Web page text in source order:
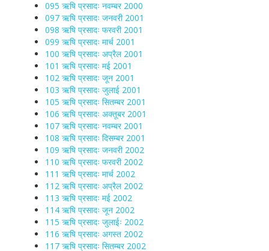
095 ऋषि प्रसादः नवम्बर 2000
097 ऋषि प्रसादः जनवरी 2001
098 ऋषि प्रसादः फरवरी 2001
099 ऋषि प्रसादः मार्च 2001
100 ऋषि प्रसादः अप्रैल 2001
101 ऋषि प्रसादः मई 2001
102 ऋषि प्रसादः जून 2001
103 ऋषि प्रसादः जुलाई 2001
105 ऋषि प्रसादः सितम्बर 2001
106 ऋषि प्रसादः अक्तूबर 2001
107 ऋषि प्रसादः नवम्बर 2001
108 ऋषि प्रसादः दिसम्बर 2001
109 ऋषि प्रसादः जनवरी 2002
110 ऋषि प्रसादः फरवरी 2002
111 ऋषि प्रसादः मार्च 2002
112 ऋषि प्रसादः अप्रैल 2002
113 ऋषि प्रसादः मई 2002
114 ऋषि प्रसादः जून 2002
115 ऋषि प्रसादः जुलाईः 2002
116 ऋषि प्रसादः अगस्त 2002
117 ऋषि प्रसादः सितम्बर 2002